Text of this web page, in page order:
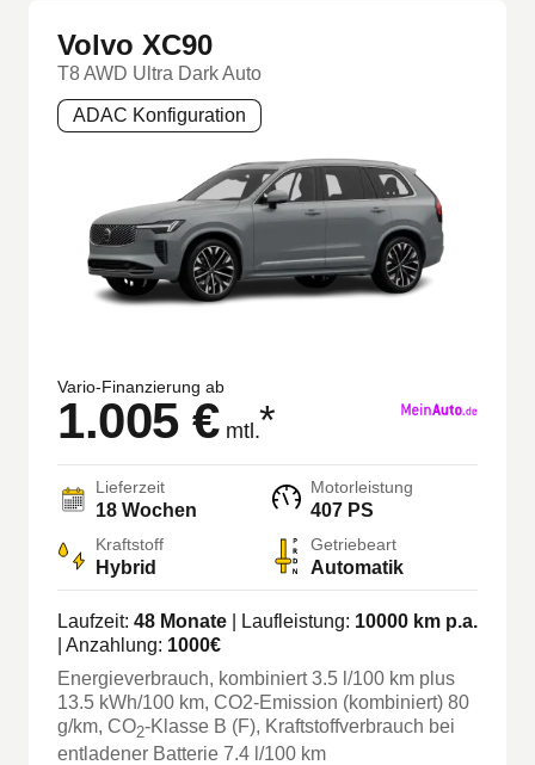
Volvo XC90
T8 AWD Ultra Dark Auto
ADAC Konfiguration
Vario-Finanzierung ab
1.005 € mtl.*
Lieferzeit
18 Wochen
Motorleistung
407 PS
Kraftstoff
Hybrid
Getriebeart
Automatik
Laufzeit: 48 Monate | Laufleistung: 10000 km p.a.
| Anzahlung: 1000€
Energieverbrauch, kombiniert3.5 l/100 km plus
13.5 kWh/100 km, CO2-Emission (kombiniert) 80
g/km, CO2-Klasse B (F), Kraftstoffverbrauch bei
entladener Batterie 7.4 l/100 km